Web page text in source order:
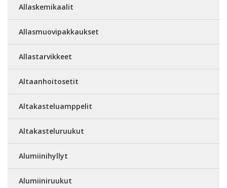
Allaskemikaalit
Allasmuovipakkaukset
Allastarvikkeet
Altaanhoitosetit
Altakasteluamppelit
Altakasteluruukut
Alumiinihyllyt
Alumiiniruukut